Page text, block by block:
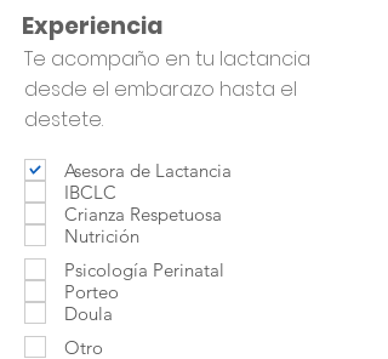
Te acompaño en tu lactancia
desde el embarazo hasta el
destete.
Asesora de Lactancia
IBCLC
Crianza Respetuosa
Nutrición
Psicología Perinatal
Porteo
Doula
Otro
Experiencia